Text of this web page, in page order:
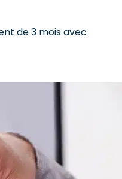
de 3 mois avec